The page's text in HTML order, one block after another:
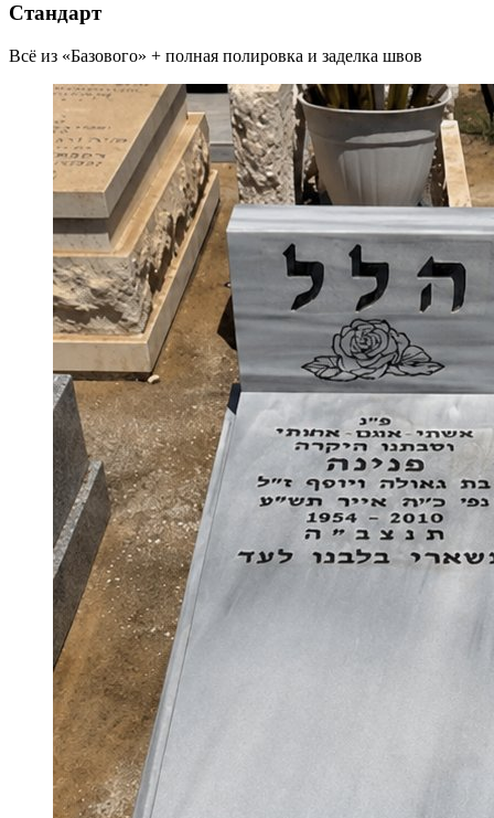
Стандарт
Всё из «Базового» + полная полировка и заделка швов